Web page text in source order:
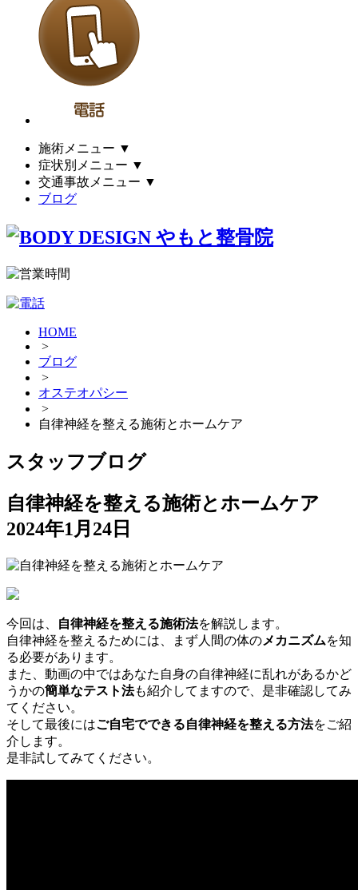
施術メニュー ▼
症状別メニュー ▼
交通事故メニュー ▼
ブログ
HOME
>
ブログ
>
オステオパシー
>
自律神経を整える施術とホームケア
スタッフブログ
自律神経を整える施術とホームケア
2024年1月24日
今回は、 自律神経を整える施術法を解説します。
自律神経を整えるためには、まず人間の体のメカニズムを知
る必要があります。
また、動画の中ではあなた自身の自律神経に乱れがあるかど
うかの簡単なテスト法も紹介してますので、是非確認してみ
てください。
そして最後にはご自宅でできる自律神経を整える方法をご紹
介します。
是非試してみてください。